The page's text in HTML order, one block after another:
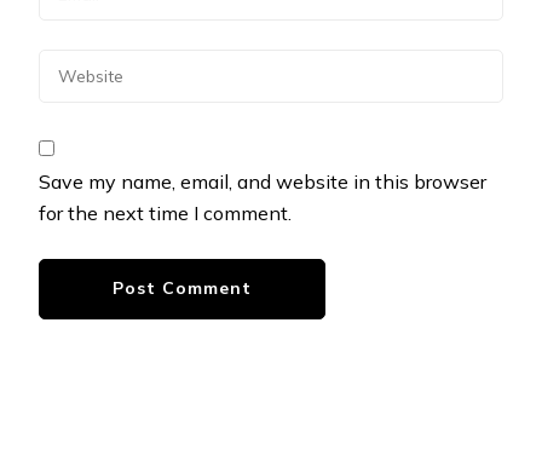
Save my name, email, and website in this browser
for the next time I comment.